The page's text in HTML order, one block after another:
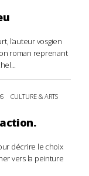
l’auteur vosgien
roman reprenant
CULTURE & ARTS
décrire le choix
vers la peinture